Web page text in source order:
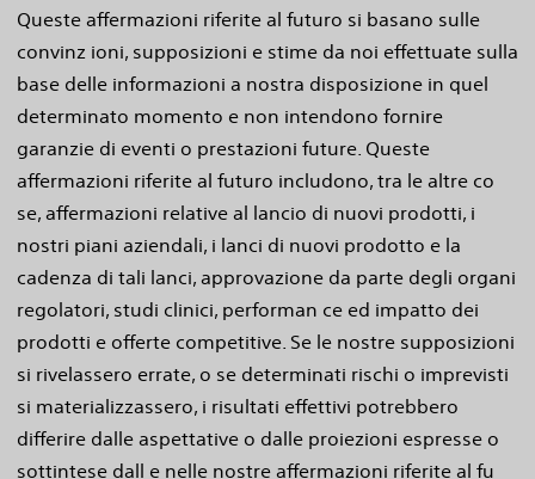
Queste affermazioni riferite al futuro si basano sulle
convinz ioni, supposizioni e stime da noi effettuate sulla
base delle informazioni a nostra disposizione in quel
determinato momento e non intendono fornire
garanzie di eventi o prestazioni future. Queste
affermazioni riferite al futuro includono, tra le altre co
se, affermazioni relative al lancio di nuovi prodotti, i
nostri piani aziendali, i lanci di nuovi prodotto e la
cadenza di tali lanci, approvazione da parte degli organi
regolatori, studi clinici, performan ce ed impatto dei
prodotti e offerte competitive. Se le nostre supposizioni
si rivelassero errate, o se determinati rischi o imprevisti
si materializzassero, i risultati effettivi potrebbero
differire dalle aspettative o dalle proiezioni espresse o
sottintese dall e nelle nostre affermazioni riferite al fu